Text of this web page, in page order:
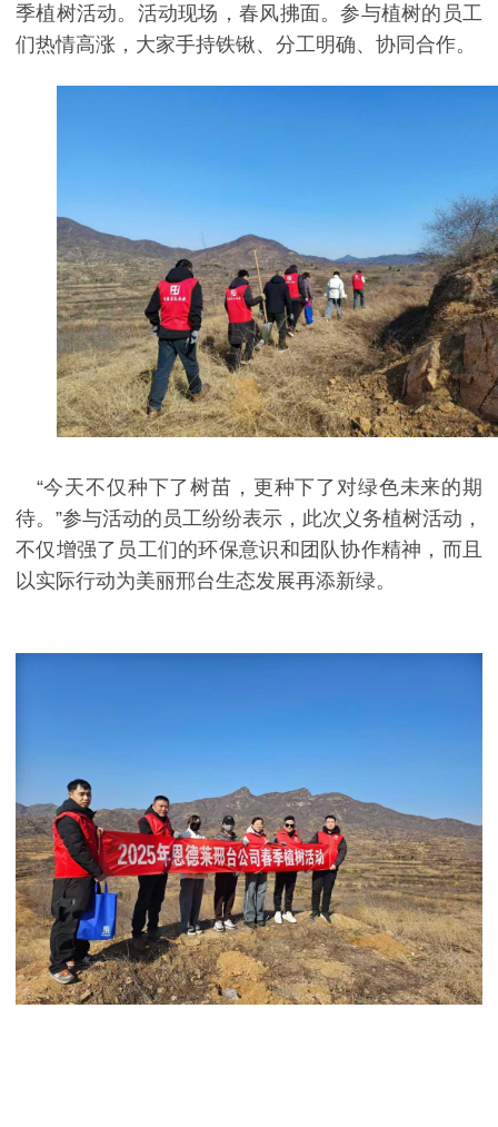
季植树活动。 活动现场，春风拂面。参与植树的员工
们热情高涨，大家手持铁锹、分工明确、协同合作。
“今天不仅种下了树苗，更种下了对绿色未来的期
待。”参与活动的员工纷纷表示，此次义务植树活动，
不仅增强了员工们的环保意识和团队协作精神，而且
以实际行动为美丽邢台生态发展再添新绿。